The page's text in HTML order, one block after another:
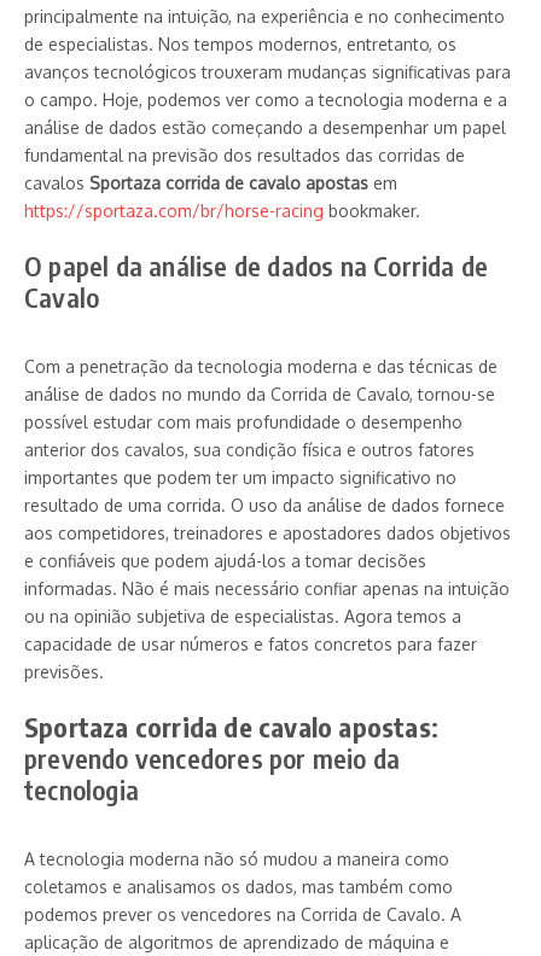
principalmente na intuição, na experiência e no conhecimento
de especialistas. Nos tempos modernos, entretanto, os
avanços tecnológicos trouxeram mudanças significativas para
o campo. Hoje, podemos ver como a tecnologia moderna e a
análise de dados estão começando a desempenhar um papel
fundamental na previsão dos resultados das corridas de
cavalos Sportaza corrida de cavalo apostas em
https://sportaza.com/br/horse-racing bookmaker.
O papel da análise de dados na Corrida de
Cavalo
Com a penetração da tecnologia moderna e das técnicas de
análise de dados no mundo da Corrida de Cavalo, tornou-se
possível estudar com mais profundidade o desempenho
anterior dos cavalos, sua condição física e outros fatores
importantes que podem ter um impacto significativo no
resultado de uma corrida. O uso da análise de dados fornece
aos competidores, treinadores e apostadores dados objetivos
e confiáveis que podem ajudá-los a tomar decisões
informadas. Não é mais necessário confiar apenas na intuição
ou na opinião subjetiva de especialistas. Agora temos a
capacidade de usar números e fatos concretos para fazer
previsões.
Sportaza corrida de cavalo apostas:
prevendo vencedores por meio da
tecnologia
A tecnologia moderna não só mudou a maneira como
coletamos e analisamos os dados, mas também como
podemos prever os vencedores na Corrida de Cavalo. A
aplicação de algoritmos de aprendizado de máquina e